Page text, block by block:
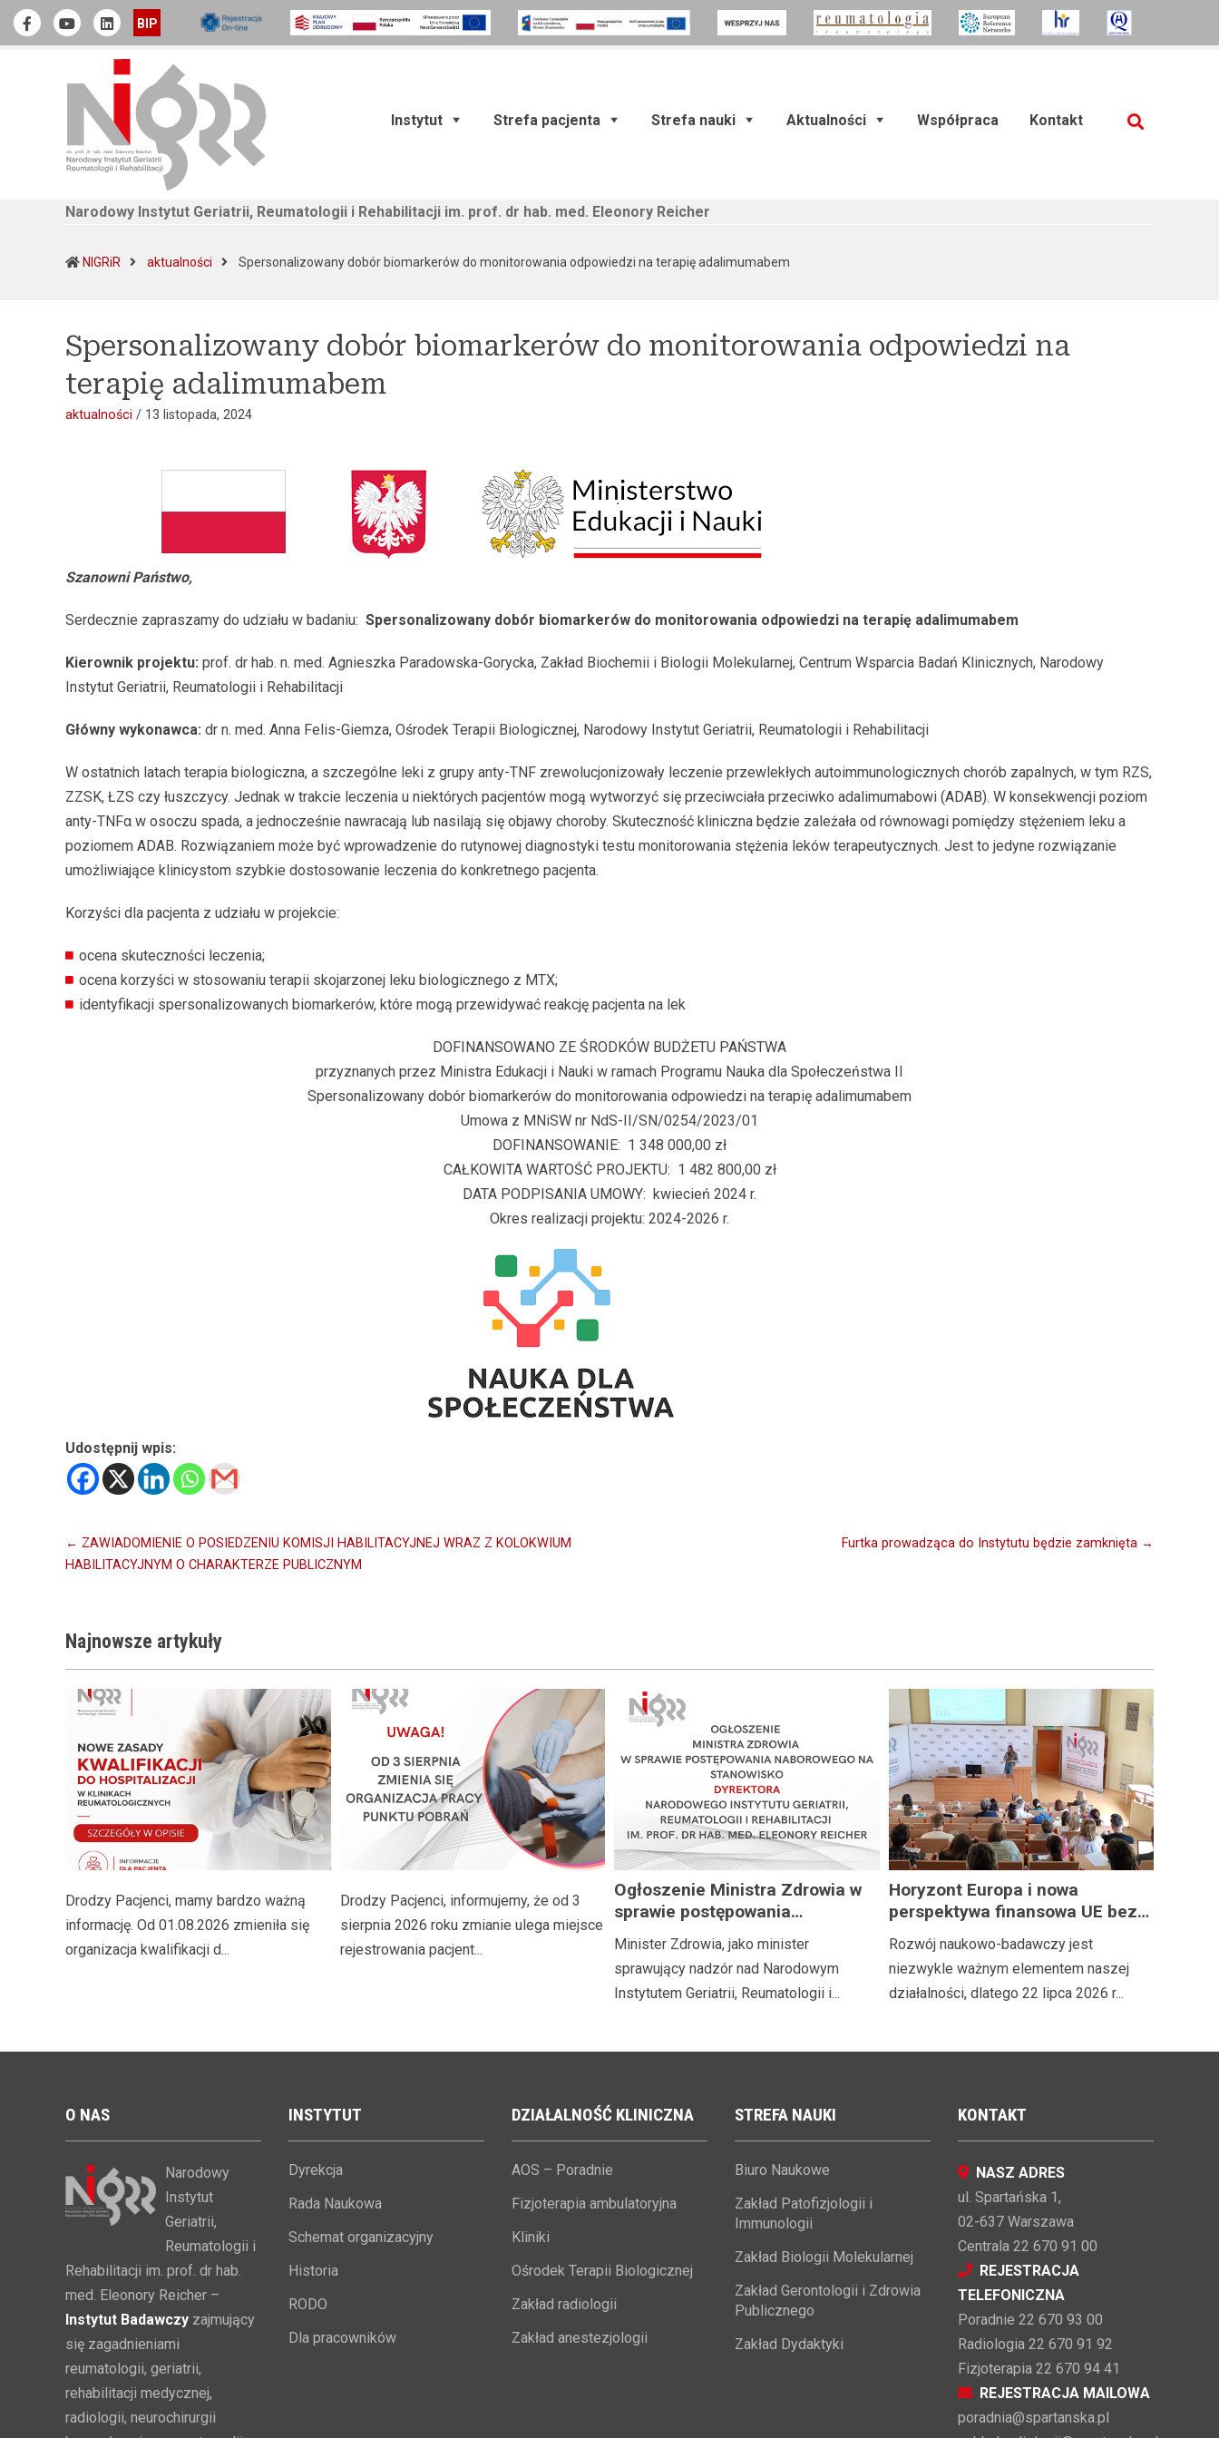
Narodowy Instytut Geriatrii, Reumatologii i Rehabilitacji
Instytut Strefa pacjenta Strefa nauki Aktualności Współpraca Kontakt
Narodowy Instytut Geriatrii, Reumatologii i Rehabilitacji im. prof. dr hab. med. Eleonory Reicher
NIGRiR aktualności Spersonalizowany dobór biomarkerów do monitorowania odpowiedzi na terapię adalimumabem
Spersonalizowany dobór biomarkerów do monitorowania odpowiedzi na
terapię adalimumabem
aktualności / 13 listopada, 2024
Szanowni Państwo,
Serdecznie zapraszamy do udziału w badaniu: Spersonalizowany dobór biomarkerów do monitorowania odpowiedzi na terapię adalimumabem
Kierownik projektu: prof. dr hab. n. med. Agnieszka Paradowska-Gorycka, Zakład Biochemii i Biologii Molekularnej, Centrum Wsparcia Badań Klinicznych, Narodowy
Instytut Geriatrii, Reumatologii i Rehabilitacji
Główny wykonawca: dr n. med. Anna Felis-Giemza, Ośrodek Terapii Biologicznej, Narodowy Instytut Geriatrii, Reumatologii i Rehabilitacji
W ostatnich latach terapia biologiczna, a szczególne leki z grupy anty-TNF zrewolucjonizowały leczenie przewlekłych autoimmunologicznych chorób zapalnych, w tym RZS,
ZZSK, ŁZS czy łuszczycy. Jednak w trakcie leczenia u niektórych pacjentów mogą wytworzyć się przeciwciała przeciwko adalimumabowi (ADAB). W konsekwencji poziom
anty-TNFα w osoczu spada, a jednocześnie nawracają lub nasilają się objawy choroby. Skuteczność kliniczna będzie zależała od równowagi pomiędzy stężeniem leku a
poziomem ADAB. Rozwiązaniem może być wprowadzenie do rutynowej diagnostyki testu monitorowania stężenia leków terapeutycznych. Jest to jedyne rozwiązanie
umożliwiające klinicystom szybkie dostosowanie leczenia do konkretnego pacjenta.
Korzyści dla pacjenta z udziału w projekcie:
ocena skuteczności leczenia;
ocena korzyści w stosowaniu terapii skojarzonej leku biologicznego z MTX;
identyfikacji spersonalizowanych biomarkerów, które mogą przewidywać reakcję pacjenta na lek
DOFINANSOWANO ZE ŚRODKÓW BUDŻETU PAŃSTWA
przyznanych przez Ministra Edukacji i Nauki w ramach Programu Nauka dla Społeczeństwa II
Spersonalizowany dobór biomarkerów do monitorowania odpowiedzi na terapię adalimumabem
Umowa z MNiSW nr NdS-II/SN/0254/2023/01
DOFINANSOWANIE: 1 348 000,00 zł
CAŁKOWITA WARTOŚĆ PROJEKTU: 1 482 800,00 zł
DATA PODPISANIA UMOWY: kwiecień 2024 r.
Okres realizacji projektu: 2024-2026 r.
Udostępnij wpis:
Nawigacja
wpisu
← ZAWIADOMIENIE O POSIEDZENIU KOMISJI HABILITACYJNEJ WRAZ Z KOLOKWIUM
HABILITACYJNYM O CHARAKTERZE PUBLICZNYM
Furtka prowadząca do Instytutu będzie zamknięta →
Najnowsze artykuły
Drodzy Pacjenci, mamy bardzo ważną
informację. Od 01.08.2026 zmieniła się
organizacja kwalifikacji d...
Drodzy Pacjenci, informujemy, że od 3
sierpnia 2026 roku zmianie ulega miejsce
rejestrowania pacjent...
Ogłoszenie Ministra Zdrowia w
sprawie postępowania
naborowego na stanowisko
Dyrektora Narodowego Instytutu
Geriatrii, Reumatologii i
Rehabilitacji im. prof. dr hab.
Minister Zdrowia, jako minister
sprawujący nadzór nad Narodowym
Instytutem Geriatrii, Reumatologii i...
Horyzont Europa i nowa
perspektywa finansowa UE bez
tajemnic
Rozwój naukowo-badawczy jest
niezwykle ważnym elementem naszej
działalności, dlatego 22 lipca 2026 r...
O NAS
Narodowy
Instytut
Geriatrii,
Reumatologii i
Rehabilitacji im. prof. dr hab.
med. Eleonory Reicher –
Instytut Badawczy zajmujący
się zagadnieniami
reumatologii, geriatrii,
rehabilitacji medycznej,
radiologii, neurochirurgii
INSTYTUT
Dyrekcja
Rada Naukowa
Schemat organizacyjny
Historia
RODO
Dla pracowników
DZIAŁALNOŚĆ KLINICZNA
AOS – Poradnie
Fizjoterapia ambulatoryjna
Kliniki
Ośrodek Terapii Biologicznej
Zakład radiologii
Zakład anestezjologii
STREFA NAUKI
Biuro Naukowe
Zakład Patofizjologii i
Immunologii
Zakład Biologii Molekularnej
Zakład Gerontologii i Zdrowia
Publicznego
Zakład Dydaktyki
KONTAKT
NASZ ADRES
ul. Spartańska 1,
02-637 Warszawa
Centrala 22 670 91 00
REJESTRACJA
TELEFONICZNA
Poradnie 22 670 93 00
Radiologia 22 670 91 92
Fizjoterapia 22 670 94 41
REJESTRACJA MAILOWA
poradnia@spartanska.pl